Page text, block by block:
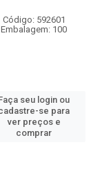
Código: 592601
Embalagem: 100
seu login ou
se para
ver preços e
comprar